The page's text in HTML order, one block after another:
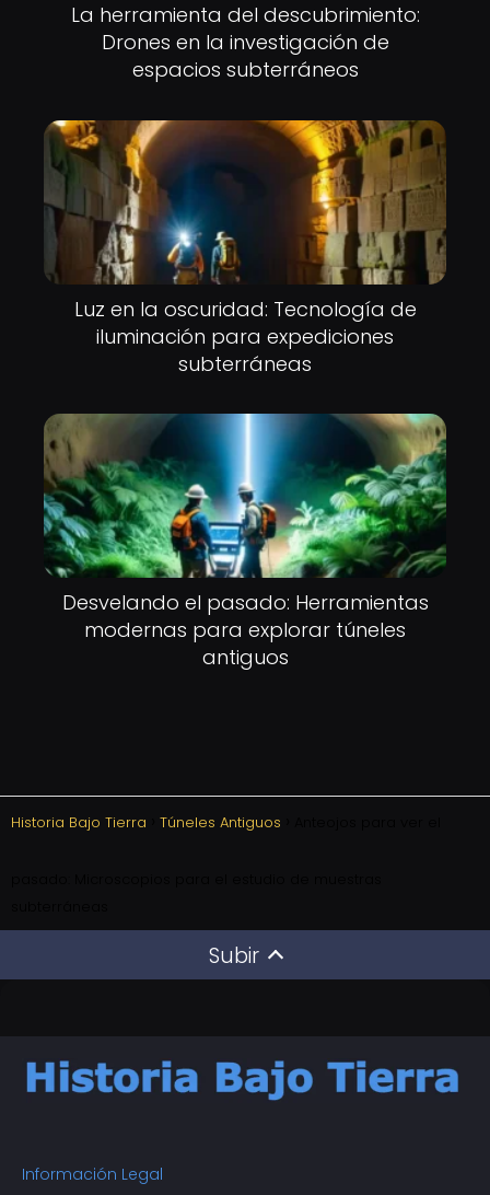
La herramienta del descubrimiento:
Drones en la investigación de
espacios subterráneos
Luz en la oscuridad: Tecnología de
iluminación para expediciones
subterráneas
Desvelando el pasado: Herramientas
modernas para explorar túneles
antiguos
Historia Bajo Tierra Túneles Antiguos
Subir
Información Legal